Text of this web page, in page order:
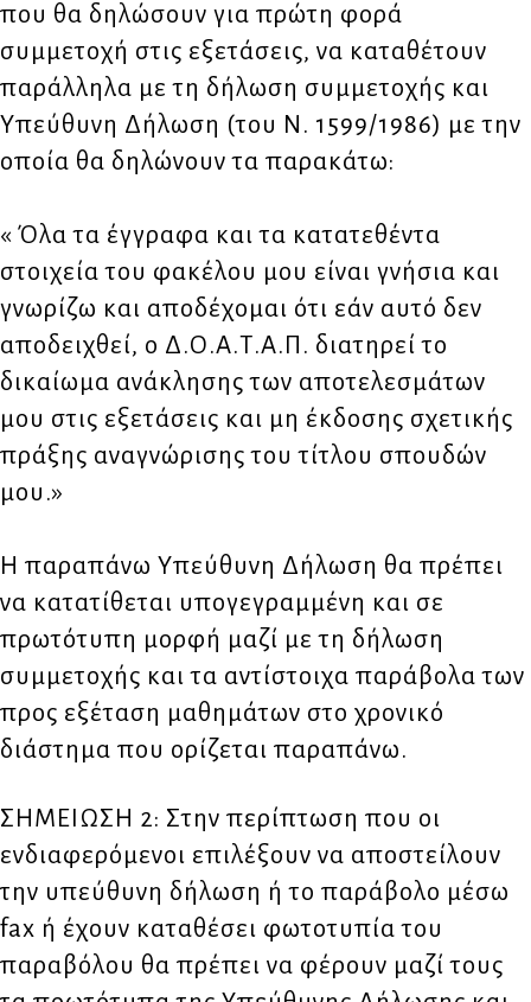
που θα δηλώσουν για πρώτη φορά
συμμετοχή στις εξετάσεις, να καταθέτουν
παράλληλα με τη δήλωση συμμετοχής και
Υπεύθυνη Δήλωση (του Ν. 1599/1986) με την
οποία θα δηλώνουν τα παρακάτω:
« Όλα τα έγγραφα και τα κατατεθέντα
στοιχεία του φακέλου μου είναι γνήσια και
γνωρίζω και αποδέχομαι ότι εάν αυτό δεν
αποδειχθεί, ο Δ.Ο.Α.Τ.Α.Π. διατηρεί το
δικαίωμα ανάκλησης των αποτελεσμάτων
μου στις εξετάσεις και μη έκδοσης σχετικής
πράξης αναγνώρισης του τίτλου σπουδών
μου.»
Η παραπάνω Υπεύθυνη Δήλωση θα πρέπει
να κατατίθεται υπογεγραμμένη και σε
πρωτότυπη μορφή μαζί με τη δήλωση
συμμετοχής και τα αντίστοιχα παράβολα των
προς εξέταση μαθημάτων στο χρονικό
διάστημα που ορίζεται παραπάνω.
ΣΗΜΕΙΩΣΗ 2: Στην περίπτωση που οι
ενδιαφερόμενοι επιλέξουν να αποστείλουν
την υπεύθυνη δήλωση ή το παράβολο μέσω
fax ή έχουν καταθέσει φωτοτυπία του
παραβόλου θα πρέπει να φέρουν μαζί τους